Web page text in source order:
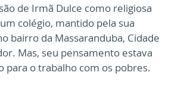
de Irmã Dulce como religiosa
colégio, mantido pela sua
bairro da Massaranduba, Cidade
Mas, seu pensamento estava
para o trabalho com os pobres.